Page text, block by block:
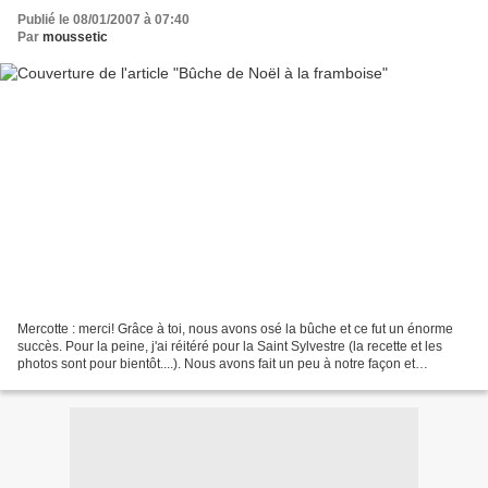
Publié le 08/01/2007 à 07:40
Par moussetic
Mercotte : merci! Grâce à toi, nous avons osé la bûche et ce fut un énorme
succès. Pour la peine, j'ai réitéré pour la Saint Sylvestre (la recette et les
photos sont pour bientôt....). Nous avons fait un peu à notre façon et